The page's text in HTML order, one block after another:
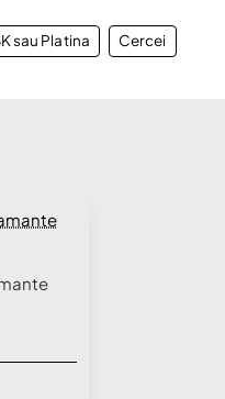
sau Platina Cercei